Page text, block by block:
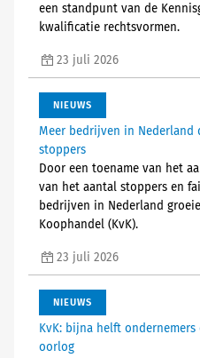
een standpunt van de
kwalificatie rechtsvormen.
23 juli 2026
NIEUWS
Meer bedrijven in Nederland
stoppers
Door een toename van het
van het aantal stoppers en
bedrijven in Nederland
Koophandel (KvK).
23 juli 2026
NIEUWS
KvK: bijna helft
oorlog